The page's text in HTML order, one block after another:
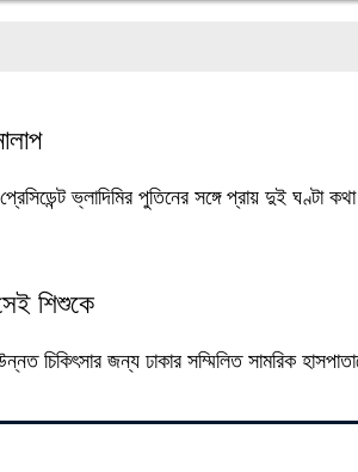
ভ্লাদিমির পুতিনের সঙ্গে প্রায় দুই ঘণ্টা
শিশুকে
চিকিৎসার জন্য ঢাকার সম্মিলিত সামরিক